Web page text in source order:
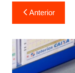
Navegação
de
Post
Anterior